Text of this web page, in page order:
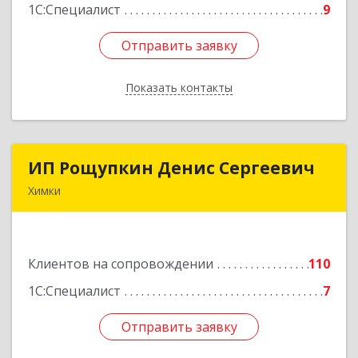
1С:Специалист 9
Отправить заявку
Показать контакты
Отправить заявку
Назад
ИП Рощупкин Денис Сергеевич
Химки
Клиентов на сопровождении
110
1С:Специалист
7
Отправить заявку
ИП Рощупкин Денис Сергеевич
Подробнее
Отправить заявку